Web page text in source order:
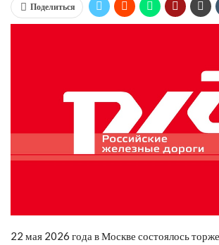
Поделиться
22 мая 2026 года в Москве состоялось